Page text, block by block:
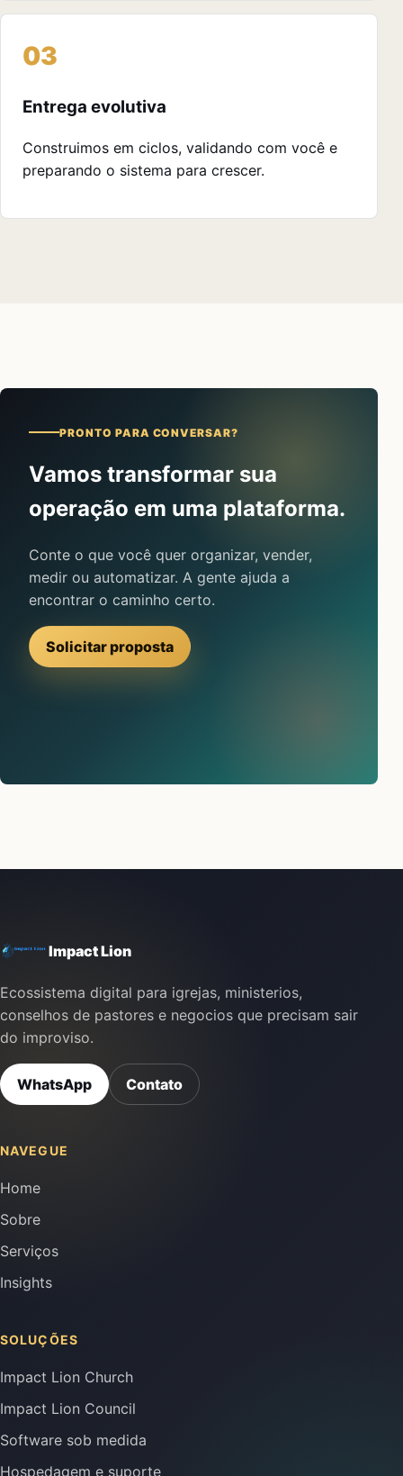
Entrega evolutiva
Construimos em ciclos, validando com você e
preparando o sistema para crescer.
PRONTO PARA CONVERSAR?
Vamos transformar sua
operação em uma plataforma.
Conte o que você quer organizar, vender,
medir ou automatizar. A gente ajuda a
encontrar o caminho certo.
Solicitar proposta
Impact Lion
Ecossistema digital para igrejas, ministerios,
conselhos de pastores e negocios que precisam sair
do improviso.
WhatsApp Contato
NAVEGUE
Home
Sobre
Serviços
Insights
SOLUÇÕES
Impact Lion Church
Impact Lion Council
Software sob medida
Hospedagem e suporte